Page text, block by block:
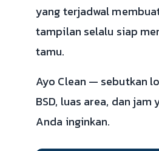
yang terjadwal
tampilan selalu siap
tamu.
Ayo Clean — sebutkan
BSD, luas area, dan jam
Anda inginkan.